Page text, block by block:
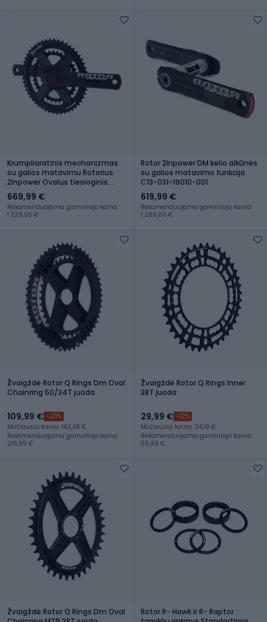
Krumpliaratinis mechanizmas
su galios matavimu Rotorius
2Inpower Ovalus tiesioginis
montavimas S13-001-20010
669,99 €
Rekomenduojama gamintojo kaina:
1 329,00 €
Rotor 2Inpower DM kelio alkūnės
su galios matavimo funkcija
C13-031-19010-001
619,99 €
Rekomenduojama gamintojo kaina:
1 269,00 €
Žvaigždė Rotor Q Rings Dm Oval
Chainring 50/34T juoda
109,99 € -23%
Mažiausia kaina: 142,49 €
Rekomenduojama gamintojo kaina:
219,99 €
Žvaigždė Rotor Q Rings Inner
38T juoda
29,99 € -12%
Mažiausia kaina: 34,19 €
Rekomenduojama gamintojo kaina:
59,99 €
Žvaigždė Rotor Q Rings Dm Oval
Rotor R- Hawk ir R- Raptor